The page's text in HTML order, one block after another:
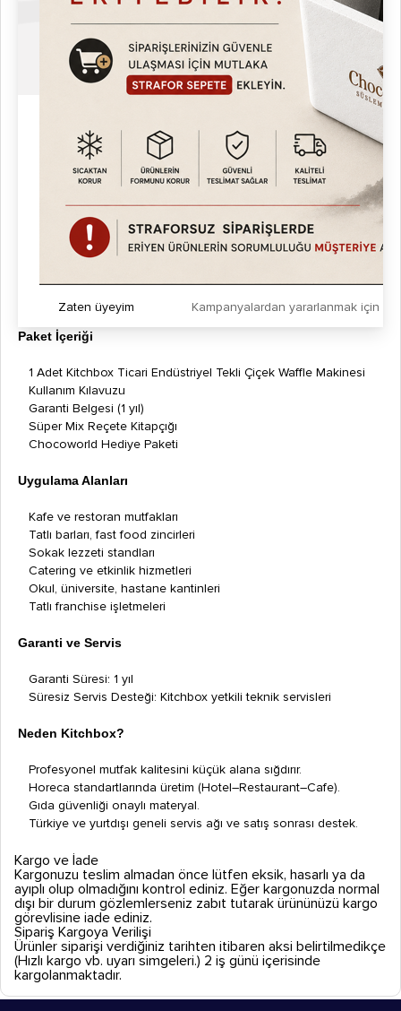
Enerji Verimliliği: Isı kaybını minimuma indirerek elektrik
tüketimini düşürür.
Kompakt Tasarım: Profesyonel mutfak, stand veya mobil kiosk
için uygundur.
Ergonomik Kullanım: Pişirme süresi ayarı kolay.
Güvenli Kullanım: Isıya dayanıklı sap ve kaymaz ayaklar.
Kolay Temizlik: Kalıp yüzeyi ve dış gövde nemli bezle silinebilir.
Profesyonel Görünüm: Cilalı metal dış yüzey, modern
endüstriyel tasarım.
Hijyen ve Güvenlik
Paslanmaz çelik gövde, uzun ömürlü ve hijyeniktir.
Yapışmaz yüzey, gıda kalıntısı birikimini önler.
Gıda güvenliği onayı mevcuttur.
CE standartlarına uygun üretim.
Paket İçeriği
1 Adet Kitchbox Ticari Endüstriyel Tekli Çiçek Waffle Makinesi
Kullanım Kılavuzu
Garanti Belgesi (1 yıl)
Süper Mix Reçete Kitapçığı
Chocoworld Hediye Paketi
Uygulama Alanları
Kafe ve restoran mutfakları
Tatlı barları, fast food zincirleri
Sokak lezzeti standları
Catering ve etkinlik hizmetleri
Okul, üniversite, hastane kantinleri
Tatlı franchise işletmeleri
Garanti ve Servis
Garanti Süresi: 1 yıl
Süresiz Servis Desteği: Kitchbox yetkili teknik servisleri
Neden Kitchbox?
Profesyonel mutfak kalitesini küçük alana sığdırır.
Horeca standartlarında üretim (Hotel–Restaurant–Cafe).
Gıda güvenliği onaylı materyal.
Türkiye ve yurtdışı geneli servis ağı ve satış sonrası destek.
Kargo ve İade
Kargonuzu teslim almadan önce lütfen eksik, hasarlı ya da
ayıplı olup olmadığını kontrol ediniz. Eğer kargonuzda normal
dışı bir durum gözlemlerseniz zabıt tutarak ürününüzü kargo
görevlisine iade ediniz.
Sipariş Kargoya Verilişi
Ürünler siparişi verdiğiniz tarihten itibaren aksi belirtilmedikçe
(Hızlı kargo vb. uyarı simgeleri.) 2 iş günü içerisinde
kargolanmaktadır.
Kampanyalardan yararlanmak için
Zaten üyeyim